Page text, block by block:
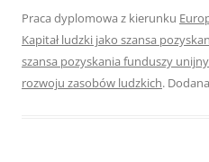
Praca dyplomowa z kierunku
Kapitał ludzki jako szansa
szansa pozyskania funduszy
rozwoju zasobów ludzkich.